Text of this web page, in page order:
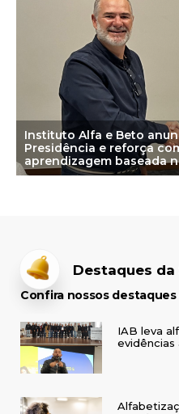
Instituto Alfa e Beto
Presidência e reforça
aprendizagem baseada
Destaques da
Confira nossos
IAB leva
evidências